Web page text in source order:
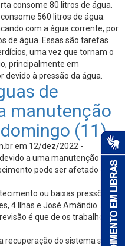
consome 80 litros de água.
560 litros de água.
com a água corrente, por
de água. Essas são tarefas
uma vez que tornam o
principalmente em
devido à pressão da água.
de
manutenção
(11)
em 12/dez/2022 -
a uma manutenção do
pode ser afetado em
ou baixas pressões
4 Ilhas e José Amândio. As
é que de os trabalhos
recuperação do sistema será